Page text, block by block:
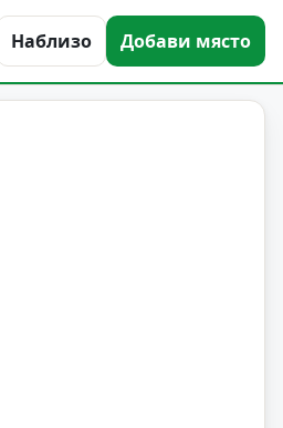
Наблизо Добави място
Област: Стара Загора